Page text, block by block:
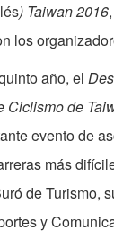
) Taiwan 2016
los
año, el
Ciclismo de
evento de
más
de Turismo,
y